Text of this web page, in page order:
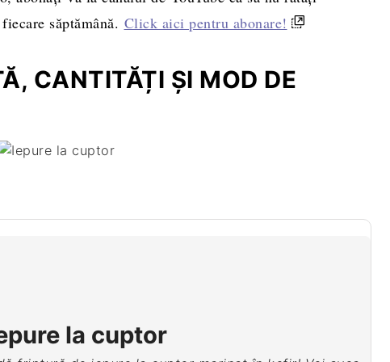
săptămână. Click aici pentru abonare!
CANTITĂȚI ȘI MOD DE
la cuptor